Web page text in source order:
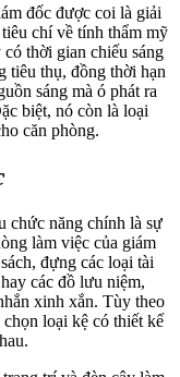
đốc được coi là giải
chí về tính thẩm mỹ
thời gian chiếu sáng
tiêu thụ, đồng thời hạn
sáng mà ó phát ra
biệt, nó còn là loại
căn phòng.
chức năng chính là sự
làm việc của giám
đựng các loại tài
các đồ lưu niệm,
xinh xắn. Tùy theo
loại kệ có thiết kế